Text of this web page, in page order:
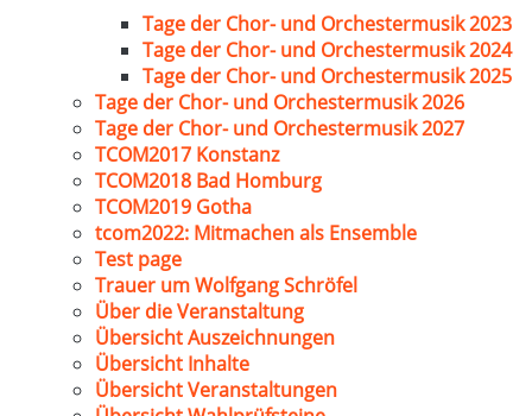
Tage der Chor- und Orchestermusik 2023
Tage der Chor- und Orchestermusik 2024
Tage der Chor- und Orchestermusik 2025
Tage der Chor- und Orchestermusik 2026
Tage der Chor- und Orchestermusik 2027
TCOM2017 Konstanz
TCOM2018 Bad Homburg
TCOM2019 Gotha
tcom2022: Mitmachen als Ensemble
Test page
Trauer um Wolfgang Schröfel
Über die Veranstaltung
Übersicht Auszeichnungen
Übersicht Inhalte
Übersicht Veranstaltungen